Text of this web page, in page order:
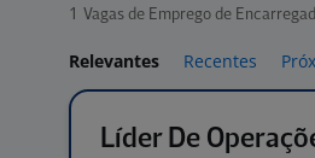
1 Vagas de Emprego de
Relevantes Recentes
Líder De